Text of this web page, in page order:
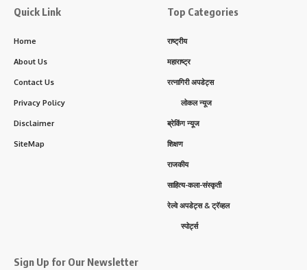
Quick Link
Home
About Us
Contact Us
Privacy Policy
Disclaimer
SiteMap
Top Categories
राष्ट्रीय
महाराष्ट्र
रत्नागिरी अपडेट्स
लोकल न्यूज
ब्रेकिंग न्यूज
शिक्षण
राजकीय
साहित्य-कला-संस्कृती
रेल्वे अपडेट्स & ट्रॅव्हल
स्पोर्ट्स
Sign Up for Our Newsletter